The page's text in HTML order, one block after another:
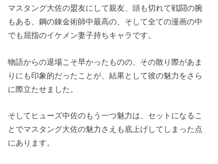
マスタング大佐の盟友にして親友、頭も切れて戦闘の腕
もある、鋼の錬金術師中最高の、そして全ての漫画の中
でも屈指のイケメン妻子持ちキャラです。
物語からの退場こそ早かったものの、その散り際があま
りにも印象的だったことが、結果として彼の魅力をさら
に際立たせました。
そしてヒューズ中佐のもう一つ魅力は、セットになるこ
とでマスタング大佐の魅力さえも底上げしてしまった点
にあります。